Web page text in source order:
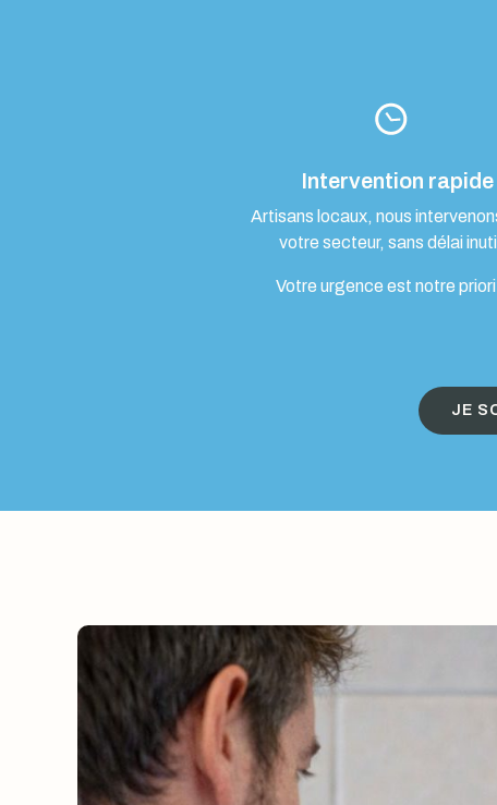
Intervention rapide
Artisans locaux, nous
votre secteur, sans délai
Votre urgence est notre
JE